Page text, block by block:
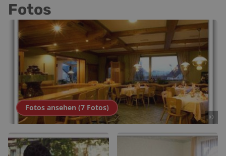
Fotos
©
Fotos ansehen (7 Fotos)